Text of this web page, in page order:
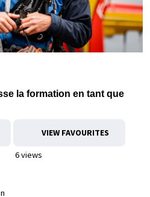
la formation en tant que
VIEW FAVOURITES
6 views